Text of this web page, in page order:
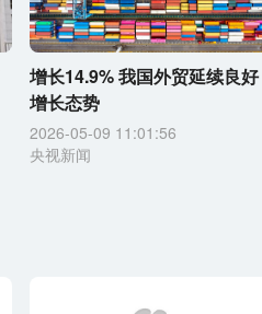
增长14.9% 我国外贸延续良好
增长态势
2026-05-09 11:01:56
央视新闻